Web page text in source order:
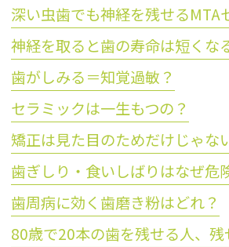
深い虫歯でも神経を残せるMTA
神経を取ると歯の寿命は短くな
歯がしみる＝知覚過敏？
セラミックは一生もつの？
歯ぎしり・食いしばりはなぜ危
歯周病に効く歯磨き粉はどれ？